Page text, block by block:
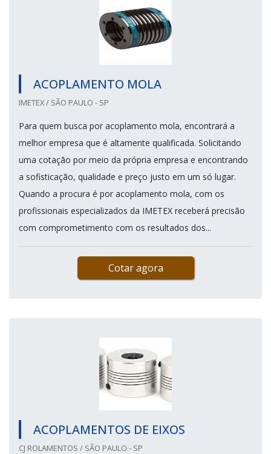
ACOPLAMENTO MOLA
IMETEX / SÃO PAULO - SP
Para quem busca por acoplamento mola, encontrará a
melhor empresa que é altamente qualificada. Solicitando
uma cotação por meio da própria empresa e encontrando
a sofisticação, qualidade e preço justo em um só lugar.
Quando a procura é por acoplamento mola, com os
profissionais especializados da IMETEX receberá precisão
com comprometimento com os resultados dos...
Cotar agora
ACOPLAMENTOS DE EIXOS
CJ ROLAMENTOS / SÃO PAULO - SP